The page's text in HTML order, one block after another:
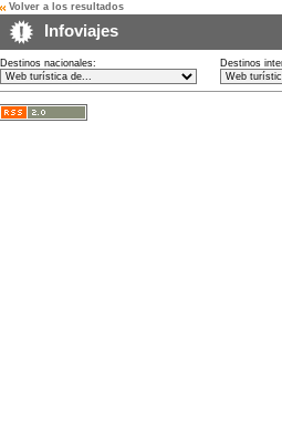
Volver a los resultados
Infoviajes
Destinos nacionales: Destinos